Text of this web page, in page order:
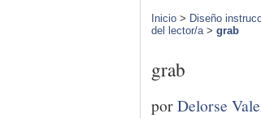
Inicio > Diseño
del lector/a> grab
grab
porDelorse